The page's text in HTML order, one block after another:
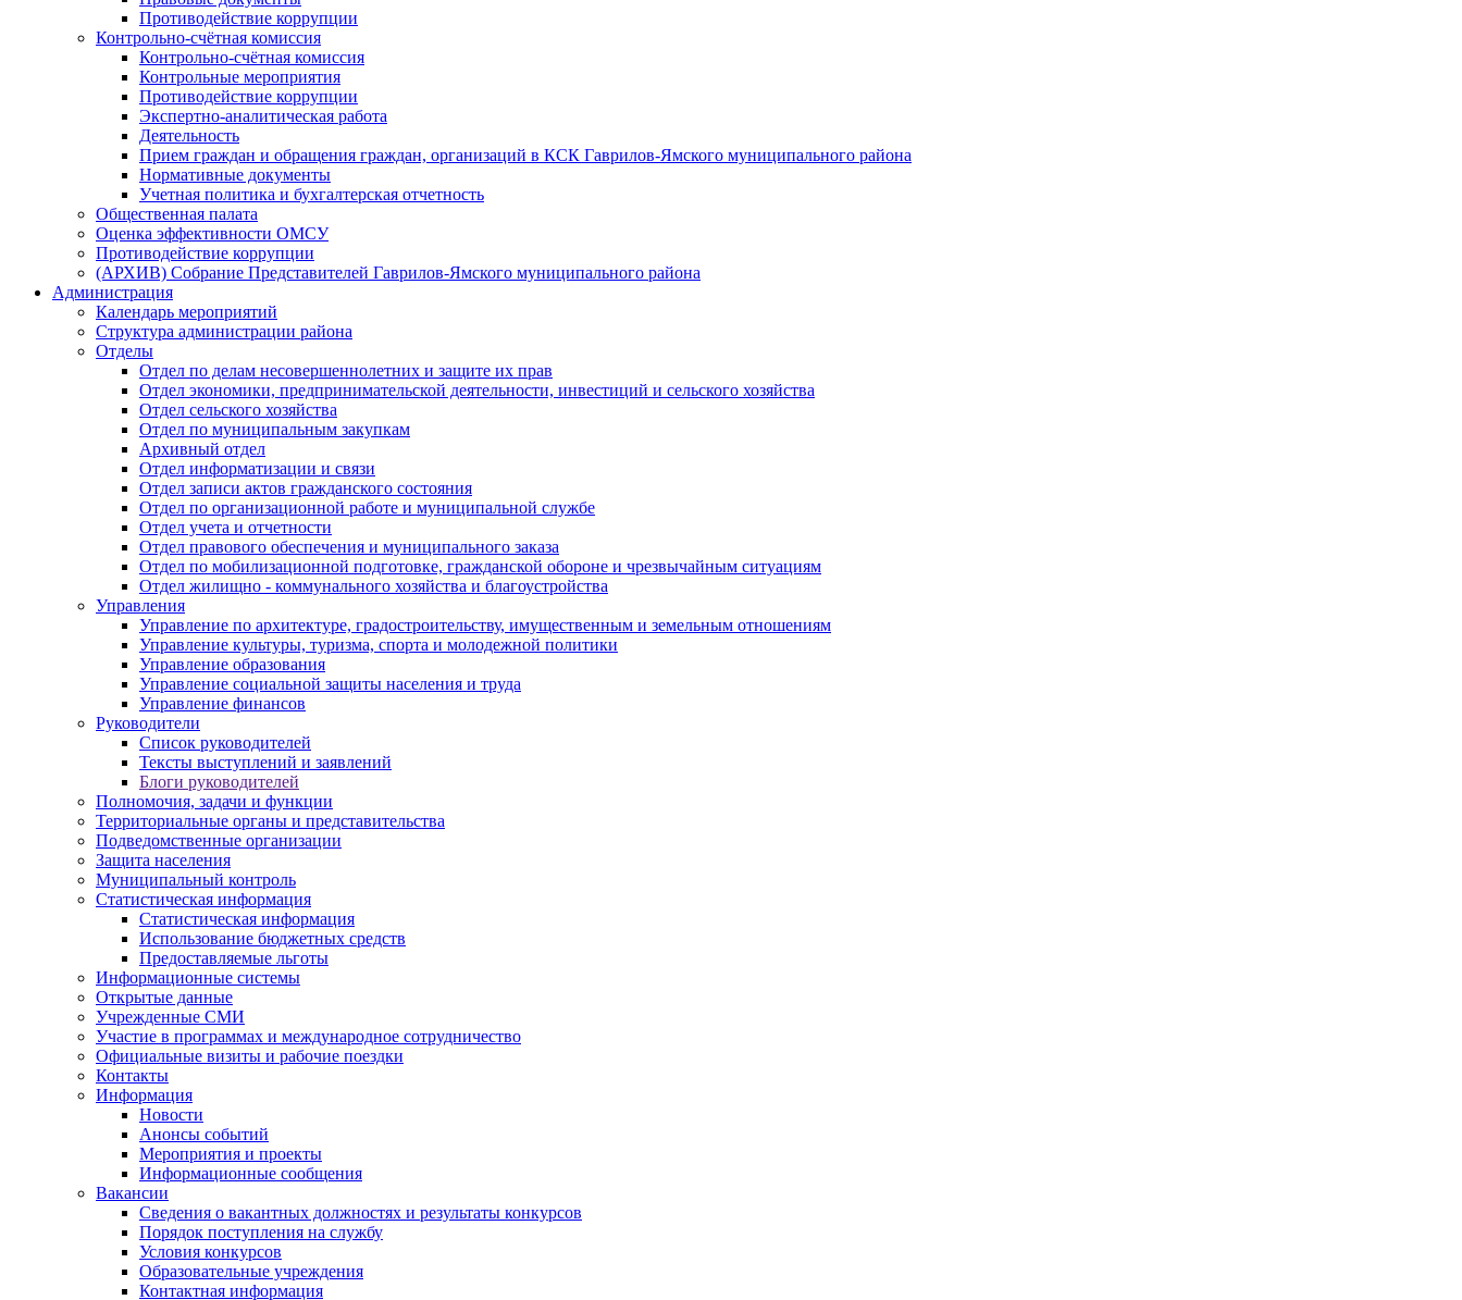
Противодействие коррупции
Контрольно-счётная комиссия
Контрольно-счётная комиссия
Контрольные мероприятия
Противодействие коррупции
Экспертно-аналитическая работа
Деятельность
Прием граждан и обращения граждан, организаций в КСК Гаврилов-Ямского муниципального района
Нормативные документы
Учетная политика и бухгалтерская отчетность
Общественная палата
Оценка эффективности ОМСУ
Противодействие коррупции
(АРХИВ) Собрание Представителей Гаврилов-Ямского муниципального района
Администрация
Календарь мероприятий
Структура администрации района
Отделы
Отдел по делам несовершеннолетних и защите их прав
Отдел экономики, предпринимательской деятельности, инвестиций и сельского хозяйства
Отдел сельского хозяйства
Отдел по муниципальным закупкам
Архивный отдел
Отдел информатизации и связи
Отдел записи актов гражданского состояния
Отдел по организационной работе и муниципальной службе
Отдел учета и отчетности
Отдел правового обеспечения и муниципального заказа
Отдел по мобилизационной подготовке, гражданской обороне и чрезвычайным ситуациям
Отдел жилищно - коммунального хозяйства и благоустройства
Управления
Управление по архитектуре, градостроительству, имущественным и земельным отношениям
Управление культуры, туризма, спорта и молодежной политики
Управление образования
Управление социальной защиты населения и труда
Управление финансов
Руководители
Список руководителей
Тексты выступлений и заявлений
Блоги руководителей
Полномочия, задачи и функции
Территориальные органы и представительства
Подведомственные организации
Защита населения
Муниципальный контроль
Статистическая информация
Статистическая информация
Использование бюджетных средств
Предоставляемые льготы
Информационные системы
Открытые данные
Учрежденные СМИ
Участие в программах и международное сотрудничество
Официальные визиты и рабочие поездки
Контакты
Информация
Новости
Анонсы событий
Мероприятия и проекты
Информационные сообщения
Вакансии
Сведения о вакантных должностях и результаты конкурсов
Порядок поступления на службу
Условия конкурсов
Образовательные учреждения
Контактная информация